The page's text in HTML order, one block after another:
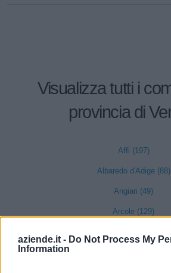
aziende.it - Do Not Process My
Information
Visualizza tutti i
provincia di
Affi (197)
Albaredo d'Adige (88)
Angiari (49)
Arcole (129)